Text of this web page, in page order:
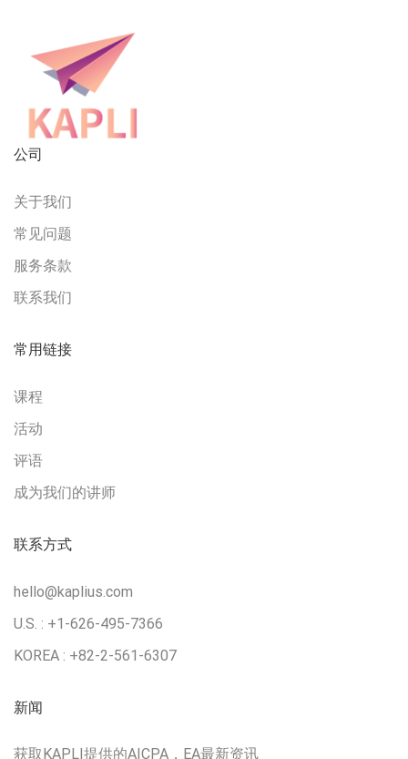
公司
关于我们
常见问题
服务条款
联系我们
常用链接
课程
活动
评语
成为我们的讲师
联系方式
hello@kaplius.com
U.S. : +1-626-495-7366
KOREA : +82-2-561-6307
新闻
获取KAPLI提供的AICPA，EA最新资讯